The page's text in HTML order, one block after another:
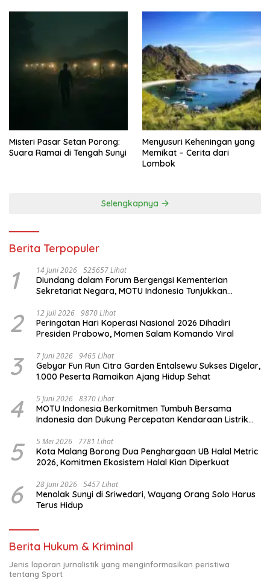
Misteri Pasar Setan Porong:
Suara Ramai di Tengah Sunyi
Menyusuri Keheningan yang
Memikat – Cerita dari
Lombok
Selengkapnya
Berita Terpopuler
1 14 Juni 2026 525657 Lihat
Diundang dalam Forum Bergengsi Kementerian
Sekretariat Negara, MOTU Indonesia Tunjukkan
2 12 Juli 2026 9870 Lihat
Peringatan Hari Koperasi Nasional 2026 Dihadiri
Presiden Prabowo, Momen Salam Komando Viral
3 7 Juni 2026 9465 Lihat
Gebyar Fun Run Citra Garden Entalsewu Sukses Digelar,
1.000 Peserta Ramaikan Ajang Hidup Sehat
4 5 Juni 2026 8370 Lihat
MOTU Indonesia Berkomitmen Tumbuh Bersama
Indonesia dan Dukung Percepatan Kendaraan Listrik
5 5 Mei 2026 7781 Lihat
Kota Malang Borong Dua Penghargaan UB Halal Metric
2026, Komitmen Ekosistem Halal Kian Diperkuat
6 28 Juni 2026 5457 Lihat
Menolak Sunyi di Sriwedari, Wayang Orang Solo Harus
Terus Hidup
Berita Hukum & Kriminal
Jenis laporan jurnalistik yang menginformasikan peristiwa
tentang Sport